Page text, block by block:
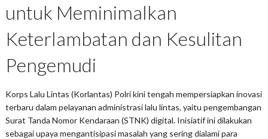
untuk Meminimalkan
Keterlambatan dan Kesulitan
Pengemudi
Korps Lalu Lintas (Korlantas) Polri kini tengah mempersiapkan inovasi
terbaru dalam pelayanan administrasi lalu lintas, yaitu pengembangan
Surat Tanda Nomor Kendaraan (STNK) digital. Inisiatif ini dilakukan
sebagai upaya mengantisipasi masalah yang sering dialami para